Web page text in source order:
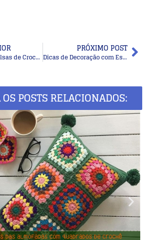
Receitas de Bolsas de Crochê: Faça a Sua Com Estilo e Personalidade
PRÓXIMO POST
Dicas de Decoração com Espelhos: Refletindo Beleza e Elegância na Sua Casa
POSTS RELACIONADOS: